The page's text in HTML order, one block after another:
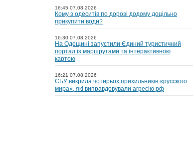
16:45 07.08.2026
Кому з одеситів по дорозі додому доцільно
прикупити води?
16:30 07.08.2026
На Одещині запустили Єдиний туристичний
портал із маршрутами та інтерактивною
картою
16:21 07.08.2026
СБУ викрила чотирьох прихильників «русского
мира», які виправдовували агресію рф